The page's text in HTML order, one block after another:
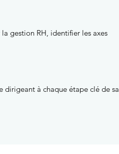
gestion RH, identifier les axes
dirigeant à chaque étape clé de sa